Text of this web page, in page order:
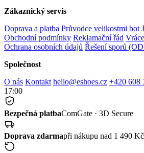
Zákaznický servis
Doprava a platba Průvodce velikostmi bot
Obchodní podmínky Reklamační řád
Ochrana osobních údajů Řešení sporů
Společnost
O nás Kontakt hello@eshoes.cz +420 608
17:00
Bezpečná platbaComGate · 3D Secure
Doprava zdarmapři nákupu nad 1 490 Kč